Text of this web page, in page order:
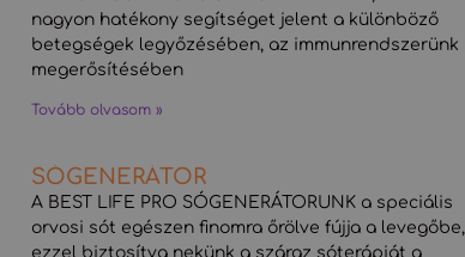
nagyon hatékony segítséget jelent a különböző
betegségek legyőzésében, az immunrendszerünk
megerősítésében
Tovább olvasom »
SÓGENERÁTOR
A BEST LIFE PRO SÓGENERÁTORUNK a speciális
orvosi sót egészen finomra őrölve fújja a levegőbe,
ezzel biztosítva nekünk a száraz sóterápiát a